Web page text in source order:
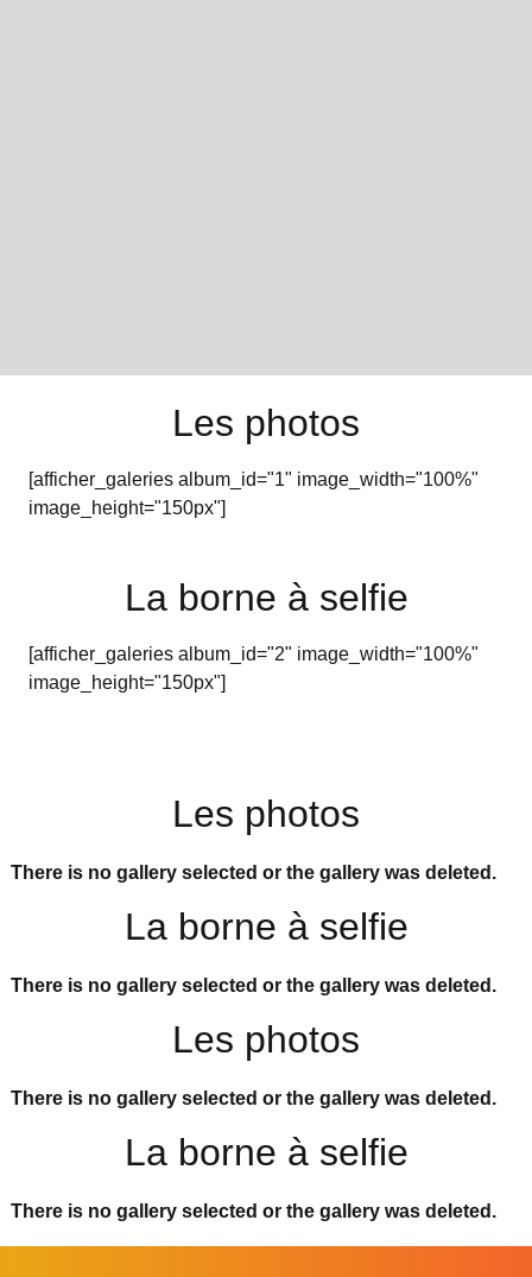
Les photos
[afficher_galeries album_id="1" image_width="100%"
image_height="150px"]
La borne à selfie
[afficher_galeries album_id="2" image_width="100%"
image_height="150px"]
Les photos
There is no gallery selected or the gallery was deleted.
La borne à selfie
There is no gallery selected or the gallery was deleted.
Les photos
There is no gallery selected or the gallery was deleted.
La borne à selfie
There is no gallery selected or the gallery was deleted.